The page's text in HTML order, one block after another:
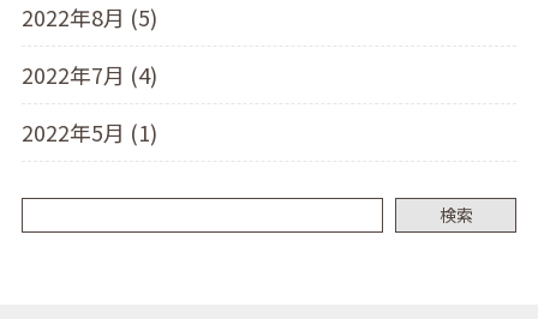
2022年8月 (5)
2022年7月 (4)
2022年5月 (1)
検索